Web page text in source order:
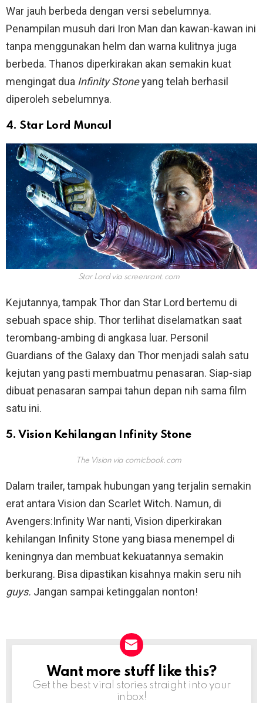
War jauh berbeda dengan versi sebelumnya.
Penampilan musuh dari Iron Man dan kawan-kawan ini
tanpa menggunakan helm dan warna kulitnya juga
berbeda. Thanos diperkirakan akan semakin kuat
mengingat dua Infinity Stoneyang telah berhasil
diperoleh sebelumnya.
4. Star Lord Muncul
Star Lord via screenrant.com
Kejutannya, tampak Thor dan Star Lord bertemu di
sebuah space ship. Thor terlihat diselamatkan saat
terombang-ambing di angkasa luar. Personil
Guardians of the Galaxy dan Thor menjadi salah satu
kejutan yang pasti membuatmu penasaran. Siap-siap
dibuat penasaran sampai tahun depan nih sama film
satu ini.
5. Vision Kehilangan Infinity Stone
The Vision via comicbook.com
Dalam trailer, tampak hubungan yang terjalin semakin
erat antara Vision dan Scarlet Witch. Namun, di
Avengers:Infinity War nanti, Vision diperkirakan
kehilangan Infinity Stone yang biasa menempel di
keningnya dan membuat kekuatannya semakin
berkurang. Bisa dipastikan kisahnya makin seru nih
guys. Jangan sampai ketinggalan nonton!
NEWSLETTER
Want more stuff like this?
Get the best viral stories straight into your
inbox!